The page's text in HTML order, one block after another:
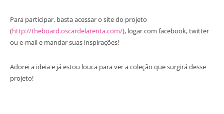
Para participar, basta acessar o site do projeto
(http://theboard.oscardelarenta.com/), logar com facebook, twitter
ou e-mail e mandar suas inspirações!
Adorei a ideia e já estou louca para ver a coleção que surgirá desse
projeto!